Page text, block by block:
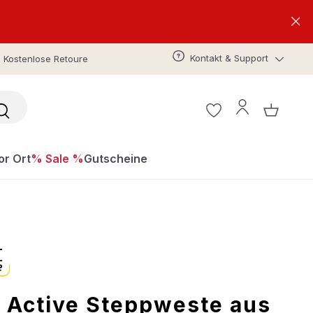
Kostenlose Retoure Kontakt & Support
Ort% Sale %Gutscheine
Active Steppweste aus